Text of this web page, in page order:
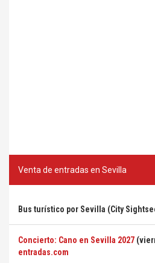
Venta de entradas en Sevilla
Bus turístico por Sevilla (City
Concierto: Cano en Sevilla 2027
entradas.com